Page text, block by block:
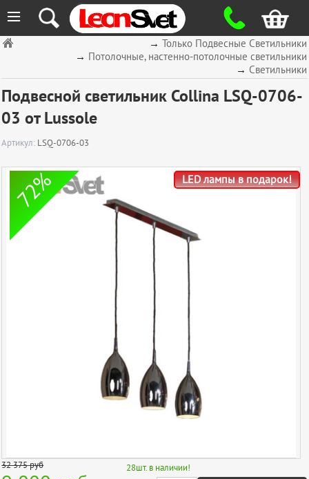
≡
→ Только Подвесные Светильники
→ Потолочные, настенно-потолочные светильники
→ Светильники
Подвесной светильник Collina LSQ-0706-
03 от Lussole
Артикул: LSQ-0706-03
72% LED лампы в подарок!
32 375руб 28шт. в наличии!